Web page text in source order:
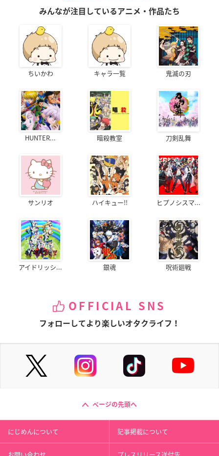
みんなが注目しているアニメ・作品たち
ちいかわ キャラ一覧 鬼滅の刃
HUNTER... 暗殺教室 刀剣乱舞
サンリオ ハイキュー!! ヒプノシスマ...
アイドリッシ... 銀魂 呪術廻戦
OFFICIAL SNS
フォローしてより楽しいオタクライフ！
ページの先頭へ
にじめんについて 記事掲載について
お問い合わせ プレスリリース送付先